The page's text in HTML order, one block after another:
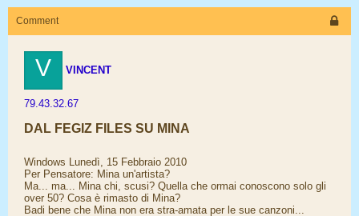
Comment
V VINCENT
79.43.32.67
DAL FEGIZ FILES SU MINA
Windows Lunedì, 15 Febbraio 2010
Per Pensatore: Mina un'artista?
Ma... ma... Mina chi, scusi? Quella che ormai conoscono solo gli
over 50? Cosa è rimasto di Mina?
Badi bene che Mina non era stra-amata per le sue canzoni...